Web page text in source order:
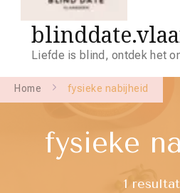
Liefde is blind, ontdek het
Home fysieke nabijheid
fysieke
1